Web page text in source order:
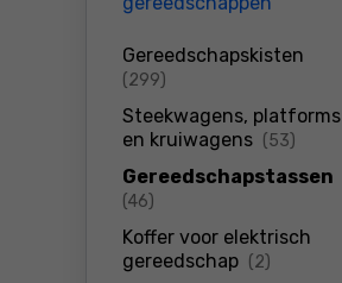
Gereedschapskisten
(299)
Steekwagens, platforms
en kruiwagens (53)
Gereedschapstassen
(46)
Koffer voor elektrisch
gereedschap (2)